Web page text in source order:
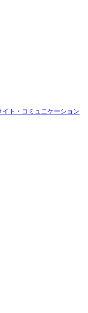
ト・コミュニケーション